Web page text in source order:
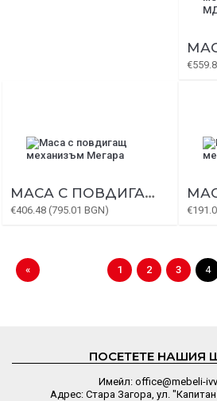
МАСА С ПОВДИГАЩ МЕХАНИЗЪМ МЕГАРА
€406.48 (795.01 BGN)
« 1 2 3 4
ПОСЕТЕТЕ НАШИЯ
Имейл: office@mebeli-
Адрес: Стара Загора, ул.